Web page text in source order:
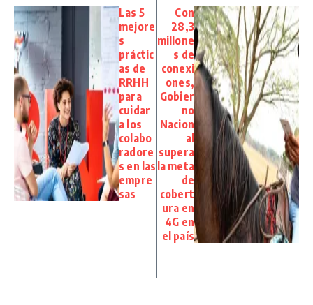
Las 5
mejore
s
práctic
as de
RRHH
para
cuidar
a los
colabo
radore
s en las
empre
sas
Con
28,3
millone
s de
conexi
ones,
Gobier
no
Nacion
al
supera
la meta
de
cobert
ura en
4G en
el país